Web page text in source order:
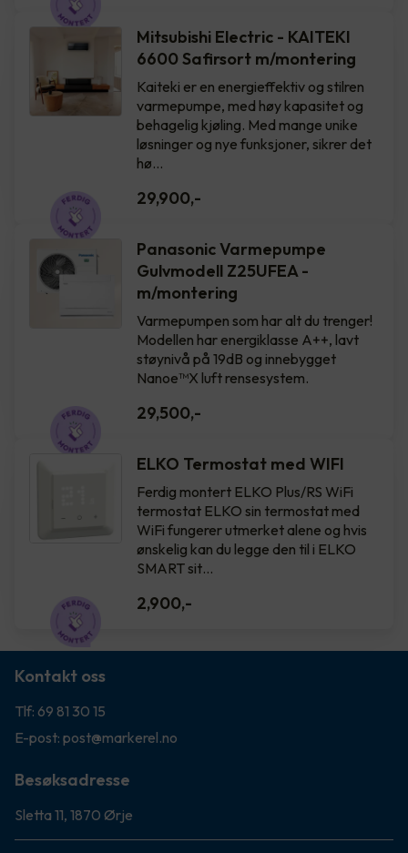
Mitsubishi Electric - KAITEKI
6600 Safirsort m/montering
Kaiteki er en energieffektiv og stilren
varmepumpe, med høy kapasitet og
behagelig kjøling. Med mange unike
løsninger og nye funksjoner, sikrer det
hø…
29,900,-
Panasonic Varmepumpe
Gulvmodell Z25UFEA -
m/montering
Varmepumpen som har alt du trenger!
Modellen har energiklasse A++, lavt
støynivå på 19dB og innebygget
Nanoe™X luft rensesystem.
29,500,-
ELKO Termostat med WIFI
Ferdig montert ELKO Plus/RS WiFi
termostat ELKO sin termostat med
WiFi fungerer utmerket alene og hvis
ønskelig kan du legge den til i ELKO
SMART sit…
2,900,-
Kontakt oss
Tlf: 69 81 30 15
E-post: post@markerel.no
Besøksadresse
Sletta 11, 1870 Ørje